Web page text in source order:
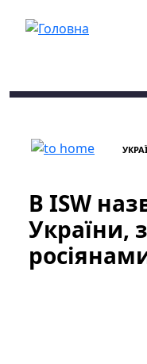
В ISW
України,